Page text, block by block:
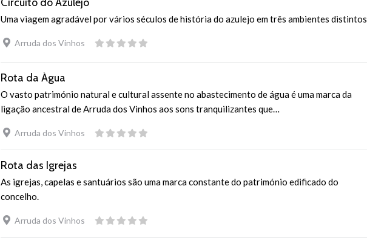
Uma viagem agradável por vários séculos de história do azulejo em três ambientes distintos
Arruda dos Vinhos
Rota da Água
O vasto património natural e cultural assente no abastecimento de água é uma marca da
ligação ancestral de Arruda dos Vinhos aos sons tranquilizantes que…
Arruda dos Vinhos
Rota das Igrejas
As igrejas, capelas e santuários são uma marca constante do património edificado do
concelho.
Arruda dos Vinhos